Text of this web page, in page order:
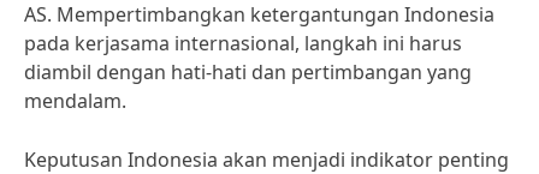
AS. Mempertimbangkan ketergantungan Indonesia
pada kerjasama internasional, langkah ini harus
diambil dengan hati-hati dan pertimbangan yang
mendalam.
Keputusan Indonesia akan menjadi indikator penting